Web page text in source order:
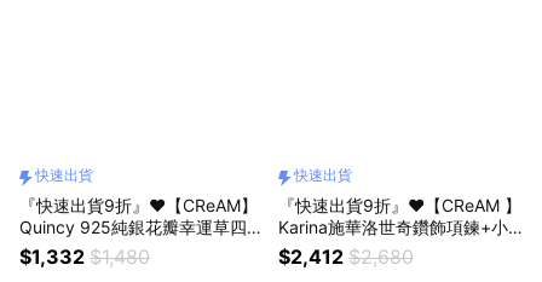
快速出貨
『快速出貨9折』❤️【CReAM】
Quincy 925純銀花瓣幸運草四葉
草金色銀色女項鍊項鏈#禮盒 #
浪漫送禮 #生日禮盒 #情人禮物
$1,332 $1,480
快速出貨
『快速出貨9折』❤️【CReAM 】
Karina施華洛世奇鑽飾項鍊+小
香風香頌永生花禮盒組 #禮盒 #
浪漫送禮 #生日禮盒 #情人禮物
$2,412 $2,680